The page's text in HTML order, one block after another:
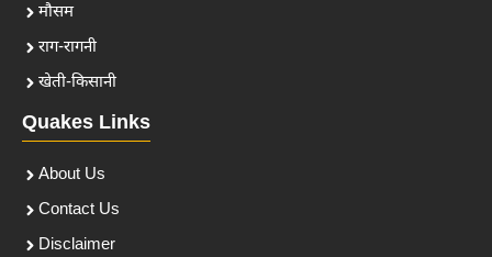
मौसम
राग-रागनी
खेती-किसानी
Quakes Links
About Us
Contact Us
Disclaimer